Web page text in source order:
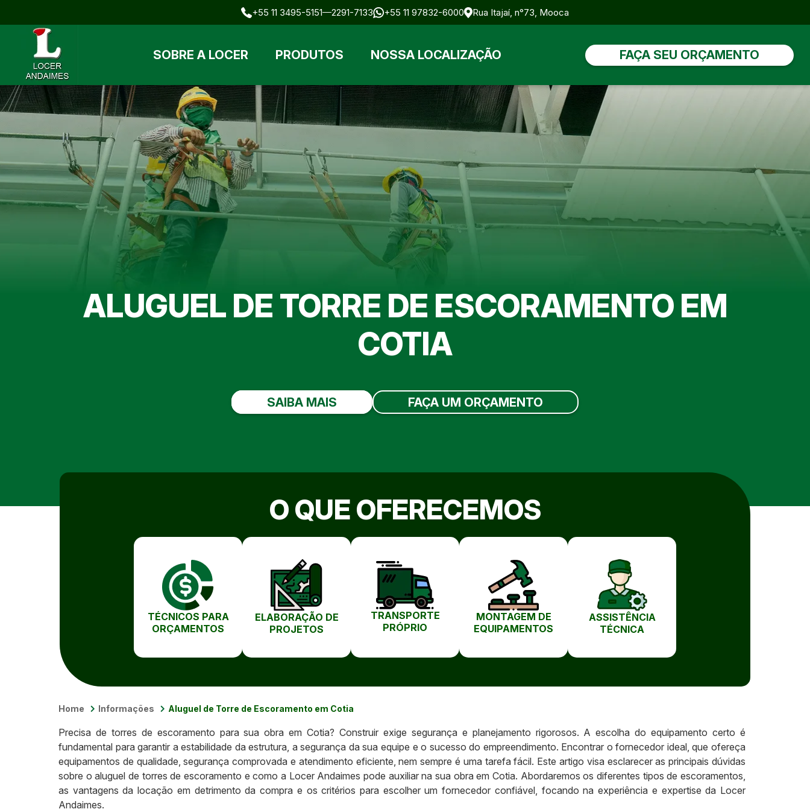
+55 11 3495-5151 2291-7133 +55 11 97832-6000 Rua Itajaí, n°73, Mooca
SOBRE A LOCER PRODUTOS NOSSA LOCALIZAÇÃO FAÇA SEU ORÇAMENTO
ALUGUEL DE TORRE DE ESCORAMENTO EM
COTIA
SAIBA MAIS FAÇA UM ORÇAMENTO
O QUE OFERECEMOS
TÉCNICOS PARA
ORÇAMENTOS
ELABORAÇÃO DE
PROJETOS
TRANSPORTE
PRÓPRIO
MONTAGEM DE
EQUIPAMENTOS
ASSISTÊNCIA
TÉCNICA
Home Informações Aluguel de Torre de Escoramento em Cotia
Precisa de torres de escoramento para sua obra em Cotia? Construir exige segurança e planejamento rigorosos. A escolha do equipamento certo é
fundamental para garantir a estabilidade da estrutura, a segurança da sua equipe e o sucesso do empreendimento. Encontrar o fornecedor ideal, que ofereça
equipamentos de qualidade, segurança comprovada e atendimento eficiente, nem sempre é uma tarefa fácil. Este artigo visa esclarecer as principais dúvidas
sobre o aluguel de torres de escoramento e como a Locer Andaimes pode auxiliar na sua obra em Cotia. Abordaremos os diferentes tipos de escoramentos,
as vantagens da locação em detrimento da compra e os critérios para escolher um fornecedor confiável, focando na experiência e expertise da Locer
Andaimes.